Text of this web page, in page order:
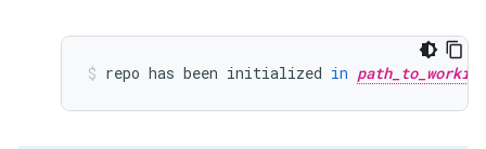
repo has been initialized in